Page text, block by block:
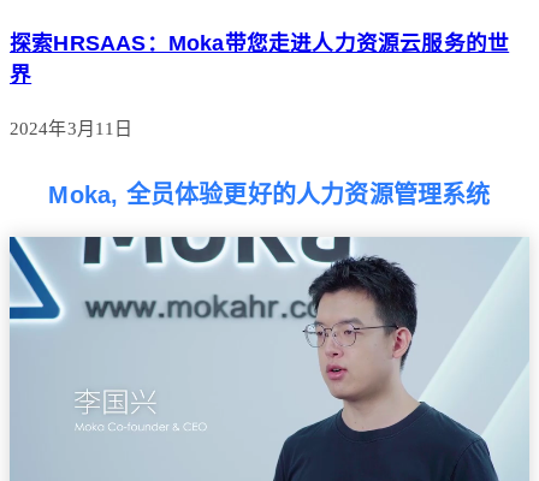
探索HRSAAS：Moka带您走进人力资源云服务的世
界
2024年3月11日
Moka, 全员体验更好的人力资源管理系统